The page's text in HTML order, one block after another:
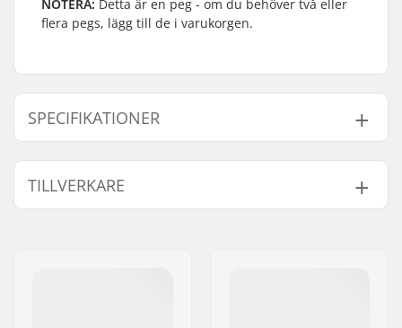
NOTERA: Detta är en peg - om du behöver två eller
flera pegs, lägg till de i varukorgen.
SPECIFIKATIONER
Axel diameter:
10mm, 14mm
Peg längd:
Material:
Chromoly Stål
TILLVERKARE